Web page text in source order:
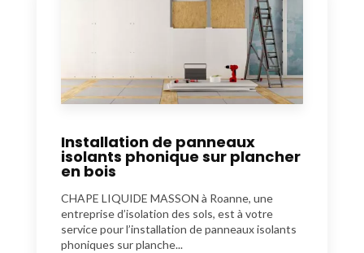
Installation de panneaux
isolants phonique sur plancher
en bois
CHAPE LIQUIDE MASSON à Roanne, une
entreprise d’isolation des sols, est à votre
service pour l’installation de panneaux isolants
phoniques sur planche...